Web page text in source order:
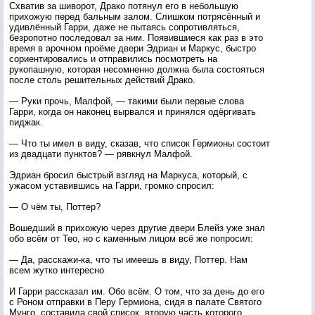
Схватив за шиворот, Драко потянул его в небольшую
прихожую перед бальным залом. Слишком потрясённый и
удивлённый Гарри, даже не пытаясь сопротивляться,
безропотно последовал за ним. Появившиеся как раз в это
время в арочном проёме двери Эдриан и Маркус, быстро
сориентировались и отправились посмотреть на
рукопашную, которая несомненно должна была состояться
после столь решительных действий Драко.
— Руки прочь, Малфой, — такими были первые слова
Гарри, когда он наконец вырвался и принялся одёргивать
пиджак.
— Что ты имел в виду, сказав, что список Гермионы состоит
из двадцати пунктов? — рявкнул Малфой.
Эдриан бросил быстрый взгляд на Маркуса, который, с
ужасом уставившись на Гарри, громко спросил:
— О чём ты, Поттер?
Вошедший в прихожую через другие двери Блейз уже знал
обо всём от Тео, но с каменным лицом всё же попросил:
— Да, расскажи-ка, что ты имеешь в виду, Поттер. Нам
всем жутко интересно
И Гарри рассказал им. Обо всём. О том, что за день до его
с Роном отправки в Перу Гермиона, сидя в палате Святого
Мунго, составила свой список, вторую часть которого